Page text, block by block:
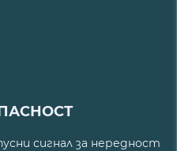
сигнал за нередност